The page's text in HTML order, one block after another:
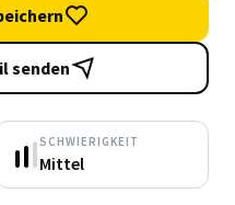
senden
SCHWIERIGKEIT
Mittel